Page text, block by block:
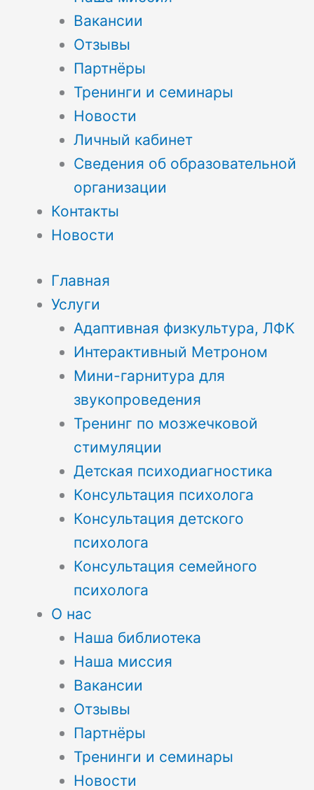
Вакансии
Отзывы
Партнёры
Тренинги и семинары
Новости
Личный кабинет
Сведения об образовательной
организации
Контакты
Новости
Главная
Услуги
Адаптивная физкультура, ЛФК
Интерактивный Метроном
Мини-гарнитура для
звукопроведения
Тренинг по мозжечковой
стимуляции
Детская психодиагностика
Консультация психолога
Консультация детского
психолога
Консультация семейного
психолога
О нас
Наша библиотека
Наша миссия
Вакансии
Отзывы
Партнёры
Тренинги и семинары
Новости